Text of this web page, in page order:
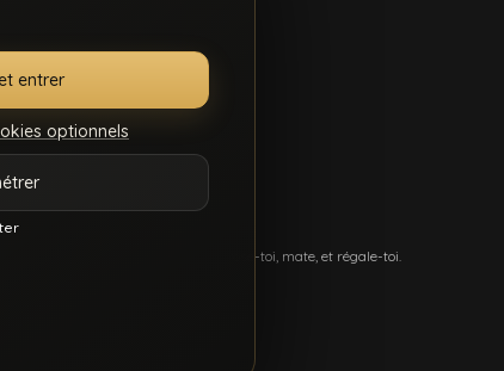
entrer
optionnels
COOKIES
et du sexe hard comme tu kiffes. Pose-toi, mate, et régale-toi.